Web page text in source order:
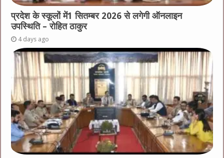
प्रदेश के स्कूलों में1 सितम्बर 2026 से लगेगी ऑनलाइन
उपस्थिति – रोहित ठाकुर
4 days ago